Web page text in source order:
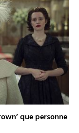
que personne